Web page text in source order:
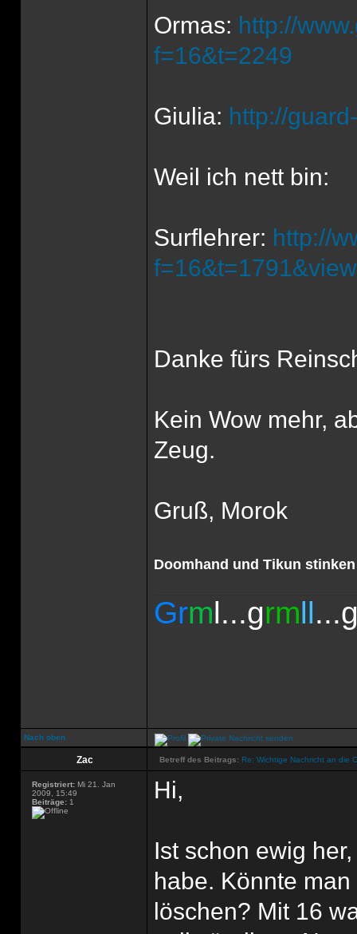
Ormas: http://
f=16&t=2249
Giulia: http://
Weil ich nett bin:
Surflehrer: http://
Danke fürs
Kein Wow mehr,
Zeug.
Gruß, Morok
Doomhand und Tikun
Grml...grmll
Nach oben
Zac Betreff des Beitrags: Re: Wichtige Nachricht an die
Registriert: Mi 21. Jan
2009, 15:49
Beiträge: 1 Hi,
Ist schon ewig
habe. Könnte
löschen? Mit 16